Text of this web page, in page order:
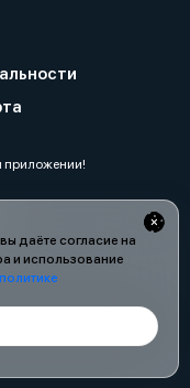
даёте согласие на
и использование
политике
приложении!